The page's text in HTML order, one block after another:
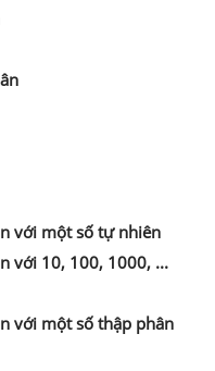
với một số tự nhiên
với 10, 100, 1000, ...
với một số thập phân